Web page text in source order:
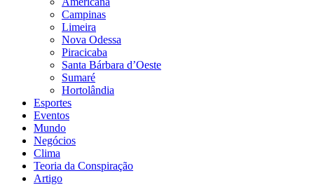
Campinas
Limeira
Nova Odessa
Piracicaba
Santa Bárbara d’Oeste
Sumaré
Hortolândia
Esportes
Eventos
Mundo
Negócios
Clima
Teoria da Conspiração
Artigo